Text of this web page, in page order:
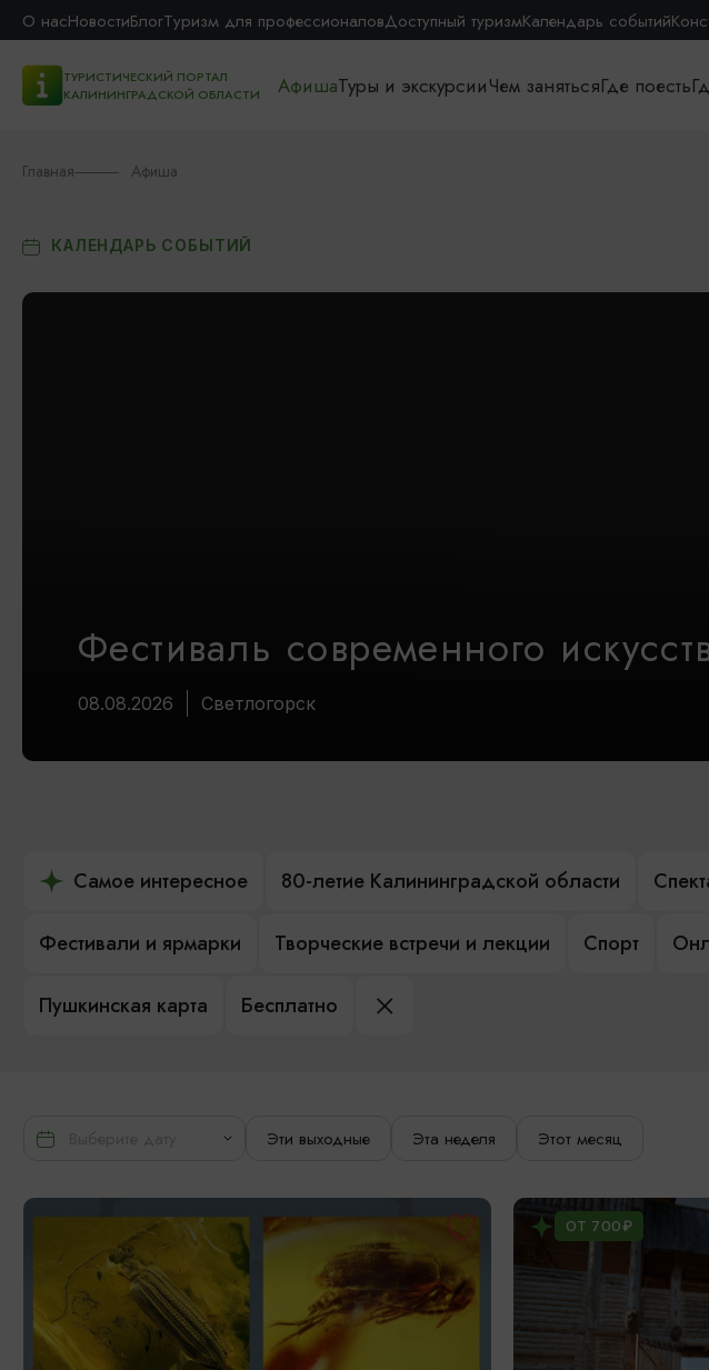
О насНовостиБлогТуризм для профессионаловДоступный туризмКалендарь событий
ТУРИСТИЧЕСКИЙ ПОРТАЛ
КАЛИНИНГРАДСКОЙ ОБЛАСТИ
АфишаТуры и экскурсииЧем занятьсяГде поесть
Главная Афиша
КАЛЕНДАРЬ СОБЫТИЙ
Фестиваль современного
08.08.2026 Светлогорск
Самое интересное 80-летие Калининградской области
Фестивали и ярмарки Творческие встречи и лекции Спорт
Пушкинская карта Бесплатно
Эти выходные Эта неделя Этот месяц
ОТ 700₽